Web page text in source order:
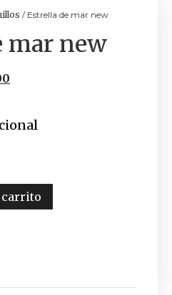
/ Estrella de mar new
mar new
carrito